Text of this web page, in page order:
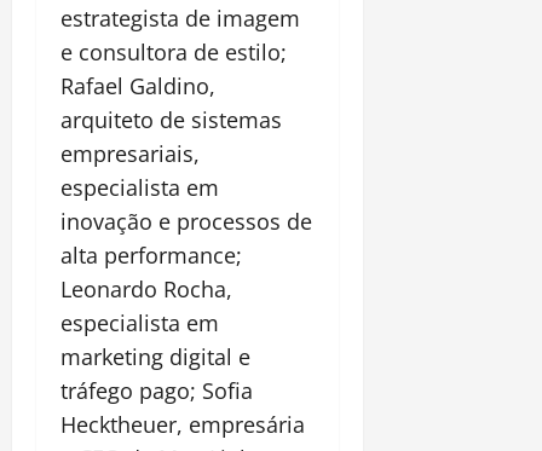
estrategista de imagem
e consultora de estilo;
Rafael Galdino,
arquiteto de sistemas
empresariais,
especialista em
inovação e processos de
alta performance;
Leonardo Rocha,
especialista em
marketing digital e
tráfego pago; Sofia
Hecktheuer, empresária